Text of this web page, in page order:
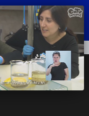
DEPORTES